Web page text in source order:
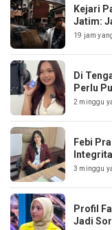
Kejari
Jatim:
19 jam
Di
Perlu
2 minggu
Febi
3 minggu
Profil
Jadi